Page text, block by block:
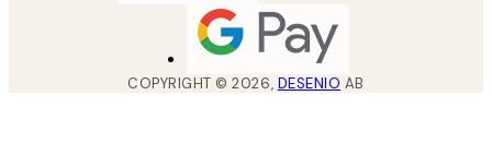
COPYRIGHT ©2026, DESENIO AB